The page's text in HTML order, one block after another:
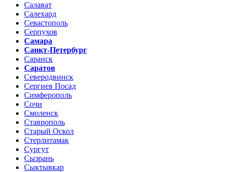
Салават
Салехард
Севастополь
Серпухов
Самара
Санкт-Петербург
Саранск
Саратов
Северодвинск
Сергиев Посад
Симферополь
Сочи
Смоленск
Ставрополь
Старый Оскол
Стерлитамак
Сургут
Сызрань
Сыктывкар